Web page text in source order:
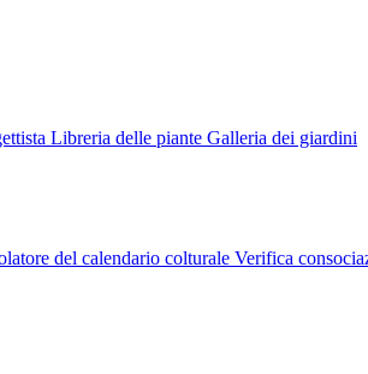
Libreria delle piante Galleria dei giardini
del calendario colturale Verifica